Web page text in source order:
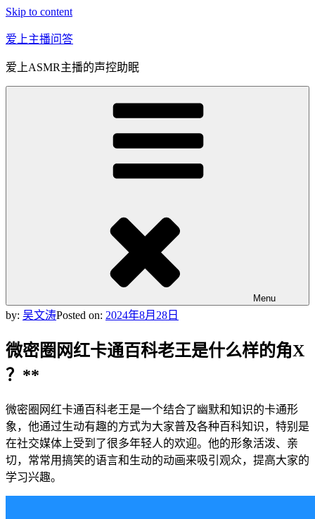
Skip to content
爱上主播问答
爱上ASMR主播的声控助眠
Menu
by: 吴文涛Posted on: 2024年8月28日
微密圈网红卡通百科老王是什么样的角X
？**
微密圈网红卡通百科老王是一个结合了幽默和知识的卡通形
象，他通过生动有趣的方式为大家普及各种百科知识，特别是
在社交媒体上受到了很多年轻人的欢迎。他的形象活泼、亲
切，常常用搞笑的语言和生动的动画来吸引观众，提高大家的
学习兴趣。